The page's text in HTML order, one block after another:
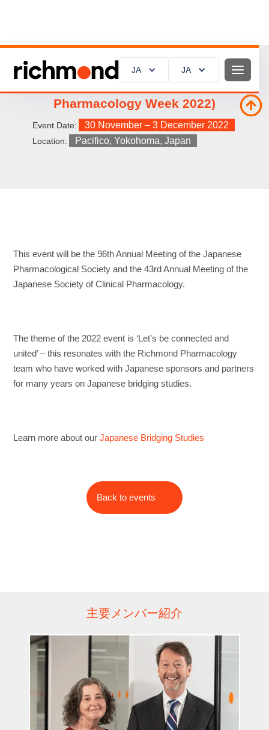
JA JA
Pharmacology Week 2022)
Event Date: 30 November – 3 December 2022
Location: Pacifico, Yokohoma, Japan
This event will be the 96th Annual Meeting of the Japanese
Pharmacological Society and the 43rd Annual Meeting of the
Japanese Society of Clinical Pharmacology.
The theme of the 2022 event is ‘Let’s be connected and
united’ – this resonates with the Richmond Pharmacology
team who have worked with Japanese sponsors and partners
for many years on Japanese bridging studies.
Learn more about ourJapanese Bridging Studies
Back to events
主要メンバー紹介